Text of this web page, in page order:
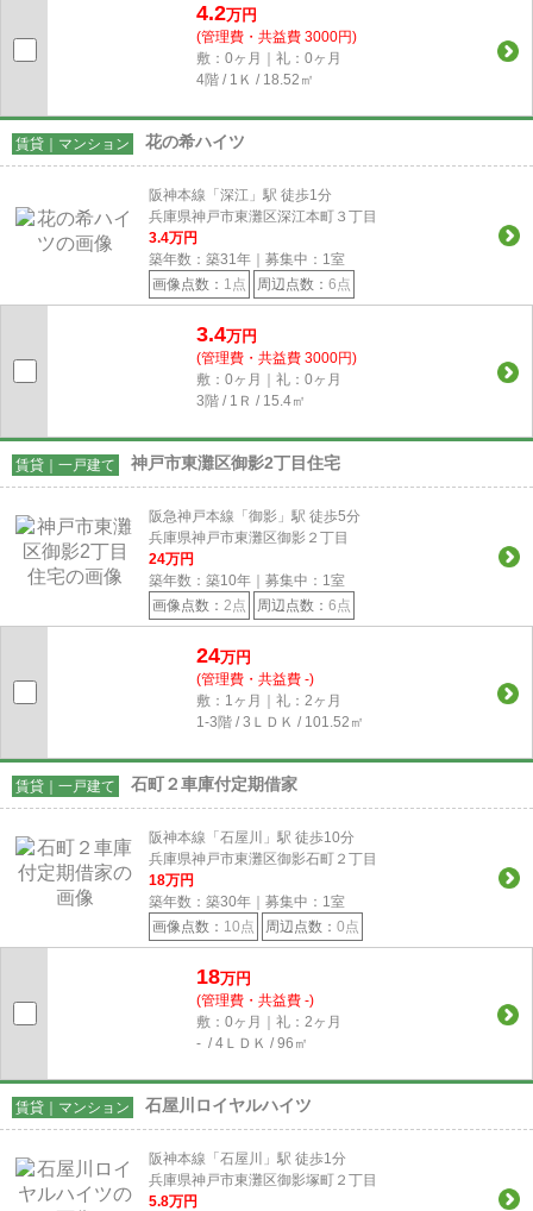
4.2万円
(管理費・共益費 3000円)
敷：0ヶ月｜礼：0ヶ月
4階 / 1Ｋ / 18.52㎡
賃貸｜マンション 花の希ハイツ
阪神本線「深江」駅 徒歩1分
兵庫県神戸市東灘区深江本町３丁目
3.4万円
築年数：築31年｜募集中： 1室
画像点数： 1点 周辺点数： 6点
3.4万円
(管理費・共益費 3000円)
敷：0ヶ月｜礼：0ヶ月
3階 / 1Ｒ / 15.4㎡
賃貸｜一戸建て 神戸市東灘区御影2丁目住宅
阪急神戸本線「御影」駅 徒歩5分
兵庫県神戸市東灘区御影２丁目
24万円
築年数：築10年｜募集中： 1室
画像点数： 2点 周辺点数： 6点
24万円
(管理費・共益費 -)
敷：1ヶ月｜礼：2ヶ月
1-3階 / 3ＬＤＫ / 101.52㎡
賃貸｜一戸建て 石町２車庫付定期借家
阪神本線「石屋川」駅 徒歩10分
兵庫県神戸市東灘区御影石町２丁目
18万円
築年数：築30年｜募集中： 1室
画像点数： 10点 周辺点数： 0点
18万円
(管理費・共益費 -)
敷：0ヶ月｜礼：2ヶ月
- / 4ＬＤＫ / 96㎡
賃貸｜マンション 石屋川ロイヤルハイツ
阪神本線「石屋川」駅 徒歩1分
兵庫県神戸市東灘区御影塚町２丁目
5.8万円